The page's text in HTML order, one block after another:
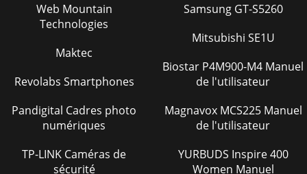
Web Mountain
Technologies
Maktec
Revolabs Smartphones
Pandigital Cadres photo
numériques
TP-LINK Caméras de
sécurité
Samsung GT-S5260
Mitsubishi SE1U
Biostar P4M900-M4 Manuel
de l'utilisateur
Magnavox MCS225 Manuel
de l'utilisateur
YURBUDS Inspire 400
Women Manuel